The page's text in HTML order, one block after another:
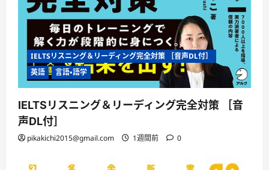
IELTSリスニング＆リーディング完全対策 ［音声DL付］
英語
言語・語学
IELTSリスニング＆リーディング完全対策 ［音
声DL付］
pikakichi2015@gmail.com 1週間前 0